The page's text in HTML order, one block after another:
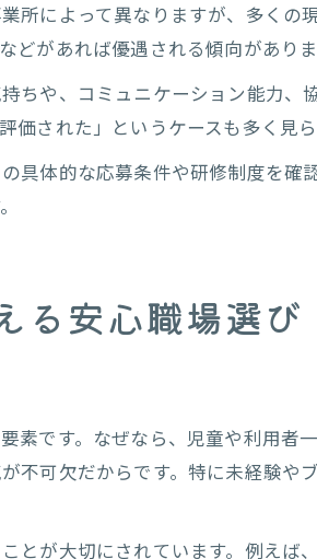
所によって異なりますが、多くの
があれば優遇される傾向があり
ちや、コミュニケーション能力、
された」というケースも多く見ら
具体的な応募条件や研修制度を確
る安心職場選び
です。なぜなら、児童や利用者
不可欠だからです。特に未経験や
とが大切にされています。例えば